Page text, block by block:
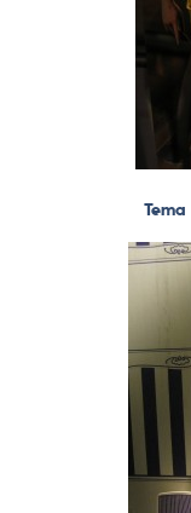
Tema